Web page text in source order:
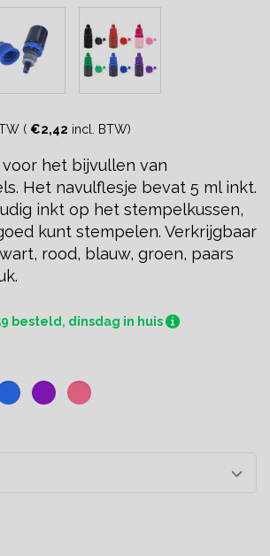
( €2,42 incl. BTW)
het bijvullen van
Het navulflesje bevat 5 ml inkt.
inkt op het stempelkussen,
kunt stempelen. Verkrijgbaar
rood, blauw, groen, paars
besteld, dinsdag in huis